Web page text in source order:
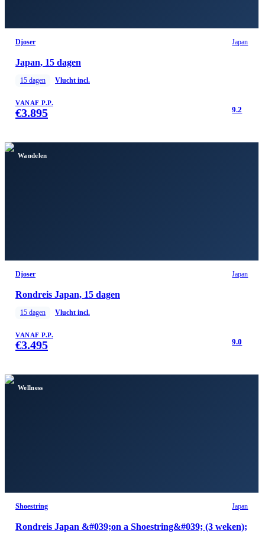
Djoser Japan
Japan, 15 dagen
15 dagen Vlucht incl.
VANAF P.P.
€3.895 9.2
Wandelen
Djoser Japan
Rondreis Japan, 15 dagen
15 dagen Vlucht incl.
VANAF P.P.
€3.495 9.0
Wellness
Shoestring Japan
Rondreis Japan &#039;on a Shoestring&#039; (3 weken);